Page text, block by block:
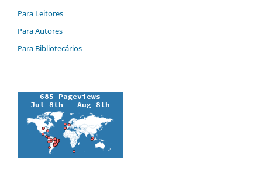
Para Leitores
Para Autores
Para Bibliotecários